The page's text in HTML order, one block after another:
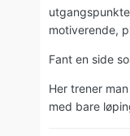
motiverende,
Fant en side
Her trener
med bare